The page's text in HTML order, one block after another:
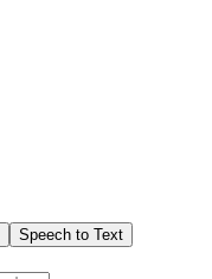
Speech to Text